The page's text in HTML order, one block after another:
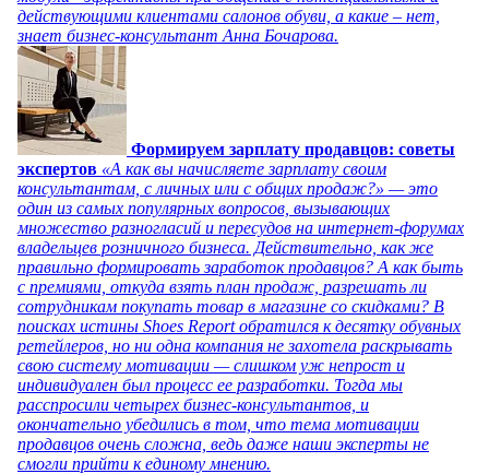
действующими клиентами салонов обуви, а какие – нет,
знает бизнес-консультант Анна Бочарова.
Формируем зарплату продавцов: советы
экспертов «А как вы начисляете зарплату своим
консультантам, с личных или с общих продаж?» — это
один из самых популярных вопросов, вызывающих
множество разногласий и пересудов на интернет-форумах
владельцев розничного бизнеса. Действительно, как же
правильно формировать заработок продавцов? А как быть
с премиями, откуда взять план продаж, разрешать ли
сотрудникам покупать товар в магазине со скидками? В
поисках истины Shoes Report обратился к десятку обувных
ретейлеров, но ни одна компания не захотела раскрывать
свою систему мотивации — слишком уж непрост и
индивидуален был процесс ее разработки. Тогда мы
расспросили четырех бизнес-консультантов, и
окончательно убедились в том, что тема мотивации
продавцов очень сложна, ведь даже наши эксперты не
смогли прийти к единому мнению.